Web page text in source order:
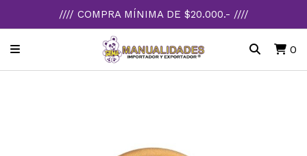
//// COMPRA MÍNIMA DE $20.000.- ////
0